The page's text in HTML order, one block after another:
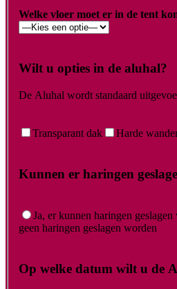
Welke vloer moet er in de tent
Wilt u opties in de aluhal?
De Aluhal wordt standaard
Transparant dak Harde
Kunnen er haringen
Ja, er kunnen haringen geslagen
geen haringen geslagen worden
Op welke datum wilt u de